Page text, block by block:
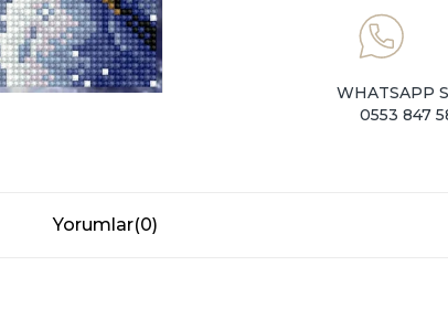
WHATSAPP
0553 847
Yorumlar(0)